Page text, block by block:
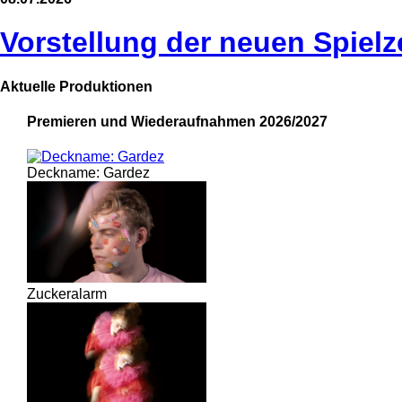
Vorstellung der neuen
Aktuelle Produktionen
Premieren und Wiederaufnahmen 2026/2027
Deckname: Gardez
Zuckeralarm